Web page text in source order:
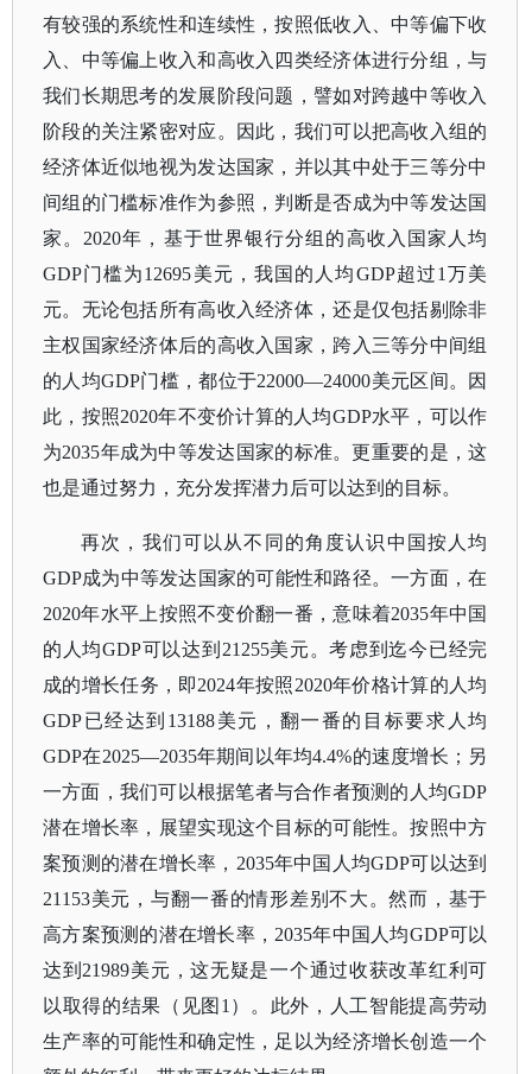
有较强的系统性和连续性，按照低收入、中等偏下收
入、中等偏上收入和高收入四类经济体进行分组，与
我们长期思考的发展阶段问题，譬如对跨越中等收入
阶段的关注紧密对应。因此，我们可以把高收入组的
经济体近似地视为发达国家，并以其中处于三等分中
间组的门槛标准作为参照，判断是否成为中等发达国
家。2020年，基于世界银行分组的高收入国家人均
GDP门槛为12695美元，我国的人均GDP超过1万美
元。无论包括所有高收入经济体，还是仅包括剔除非
主权国家经济体后的高收入国家，跨入三等分中间组
的人均GDP门槛，都位于22000—24000美元区间。因
此，按照2020年不变价计算的人均GDP水平，可以作
为2035年成为中等发达国家的标准。更重要的是，这
也是通过努力，充分发挥潜力后可以达到的目标。
再次，我们可以从不同的角度认识中国按人均
GDP成为中等发达国家的可能性和路径。一方面，在
2020年水平上按照不变价翻一番，意味着2035年中国
的人均GDP可以达到21255美元。考虑到迄今已经完
成的增长任务，即2024年按照2020年价格计算的人均
GDP已经达到13188美元，翻一番的目标要求人均
GDP在2025—2035年期间以年均4.4%的速度增长；另
一方面，我们可以根据笔者与合作者预测的人均GDP
潜在增长率，展望实现这个目标的可能性。按照中方
案预测的潜在增长率，2035年中国人均GDP可以达到
21153美元，与翻一番的情形差别不大。然而，基于
高方案预测的潜在增长率，2035年中国人均GDP可以
达到21989美元，这无疑是一个通过收获改革红利可
以取得的结果（见图1）。此外，人工智能提高劳动
生产率的可能性和确定性，足以为经济增长创造一个